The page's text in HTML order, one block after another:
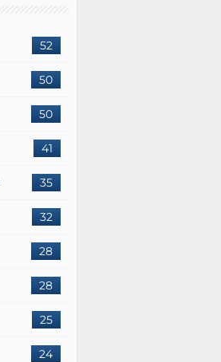
52
50
50
41
35
32
28
28
25
24